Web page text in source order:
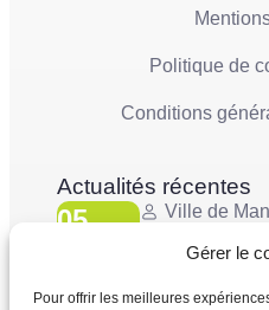
Gérer le
Pour offrir les meilleures
Politique de
Conditions
Actualités récentes
05 Ville de
Conseil Municipal